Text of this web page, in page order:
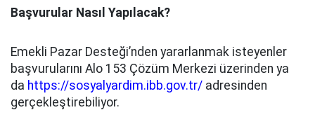
Başvurular Nasıl Yapılacak?
Emekli Pazar Desteği’nden yararlanmak isteyenler
başvurularını Alo 153 Çözüm Merkezi üzerinden ya
da https://sosyalyardim.ibb.gov.tr/ adresinden
gerçekleştirebiliyor.